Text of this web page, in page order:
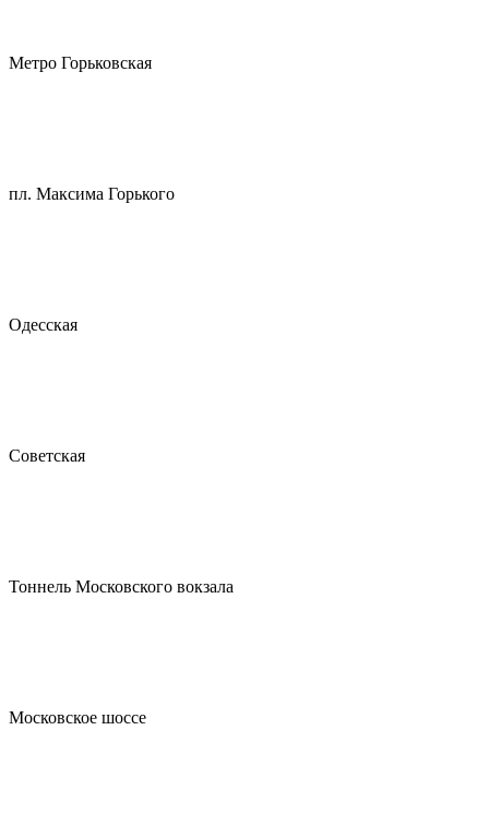
Метро Горьковская
пл. Максима Горького
Одесская
Советская
Тоннель Московского вокзала
Московское шоссе